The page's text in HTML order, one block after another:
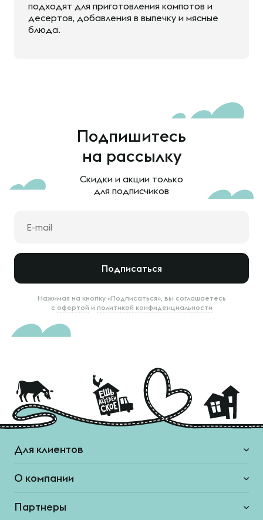
подходят для приготовления компотов и
десертов, добавления в выпечку и мясные
блюда.
Подпишитесь
на рассылку
Скидки и акции только
для подписчиков
Подписаться
Нажимая на кнопку «Подписаться», вы соглашаетесь
с офертой и политикой конфиденциальности
Для клиентов
О компании
Партнеры